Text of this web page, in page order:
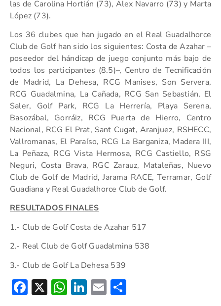
las de Carolina Hortián (73), Alex Navarro (73) y Marta
López (73).
Los 36 clubes que han jugado en el Real Guadalhorce
Club de Golf han sido los siguientes: Costa de Azahar –
poseedor del hándicap de juego conjunto más bajo de
todos los participantes (8.5)–, Centro de Tecnificación
de Madrid, La Dehesa, RCG Manises, Son Servera,
RCG Guadalmina, La Cañada, RCG San Sebastián, El
Saler, Golf Park, RCG La Herrería, Playa Serena,
Basozábal, Gorráiz, RCG Puerta de Hierro, Centro
Nacional, RCG El Prat, Sant Cugat, Aranjuez, RSHECC,
Vallromanas, El Paraíso, RCG La Barganiza, Madera III,
La Peñaza, RCG Vista Hermosa, RCG Castiello, RSG
Neguri, Costa Brava, RGC Zarauz, Mataleñas, Nuevo
Club de Golf de Madrid, Jarama RACE, Terramar, Golf
Guadiana y Real Guadalhorce Club de Golf.
RESULTADOS FINALES
1.- Club de Golf Costa de Azahar 517
2.- Real Club de Golf Guadalmina 538
3.- Club de Golf La Dehesa 539
Facebook
X WhatsApp
LinkedIn
Email